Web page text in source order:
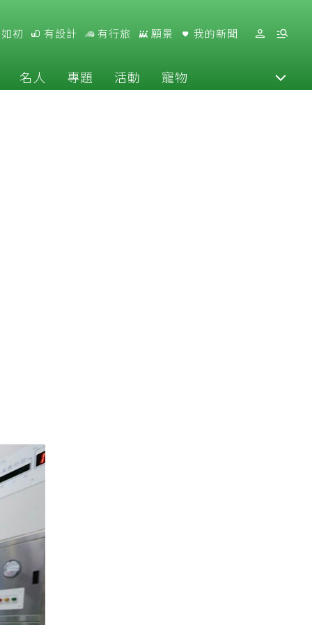
初 有設計 有行旅 願景 我的新聞
名人 專題 活動 寵物